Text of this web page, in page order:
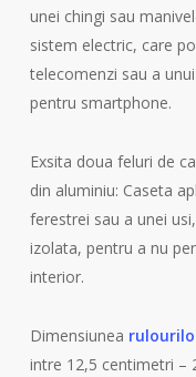
unei chingi sau
sistem electric, care
telecomenzi sau a
pentru smartphone.
Exsita doua feluri de
din aluminiu: Caseta
ferestrei sau a unei
izolata, pentru a nu
interior.
Dimensiunea
intre 12,5 centimetri –